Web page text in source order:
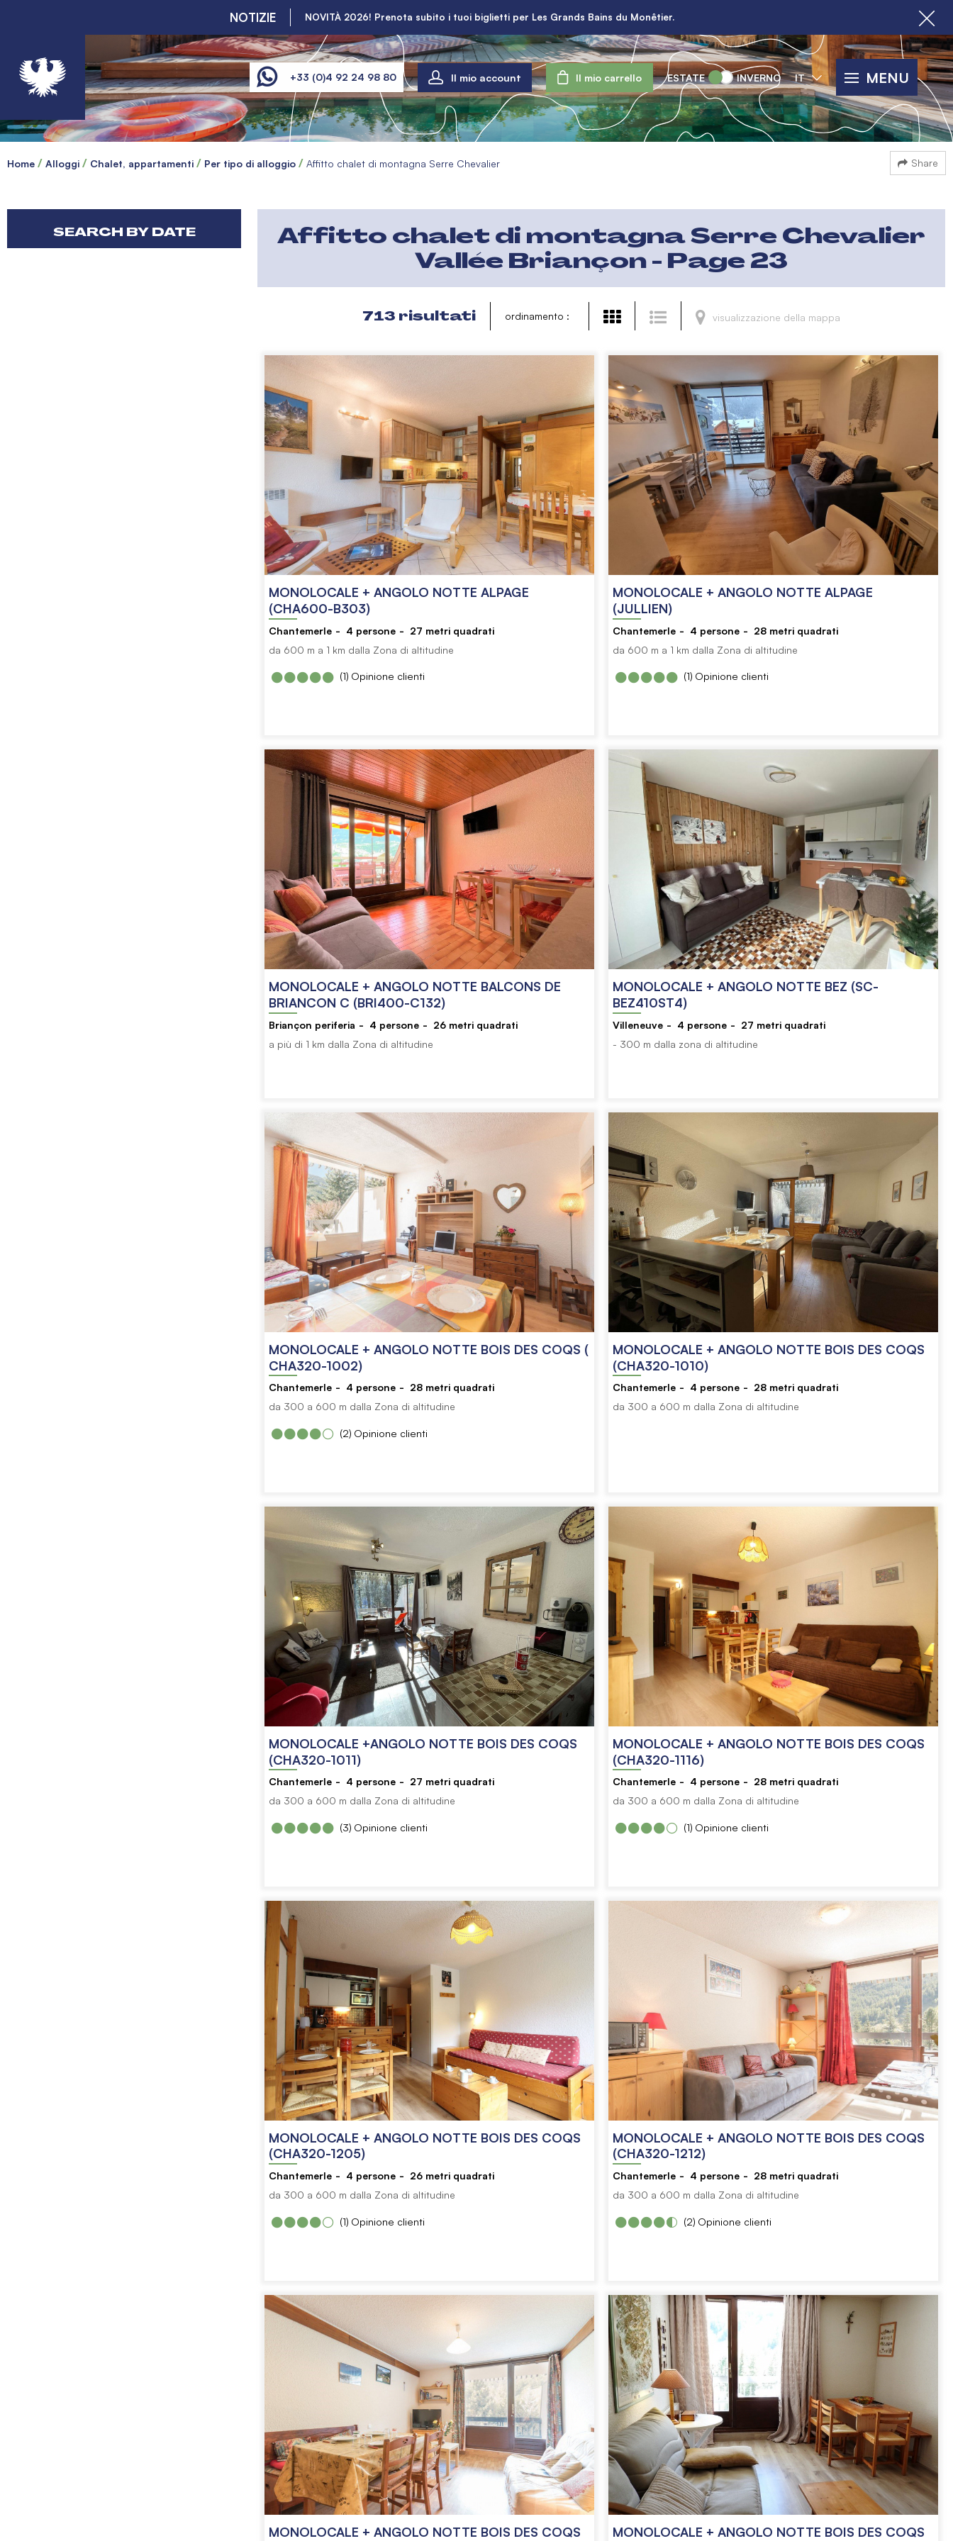
NOTIZIE NOVITÀ 2026! Prenota subito i tuoi biglietti per Les Grands Bains du Monêtier.
+33 (0)4 92 24 98 80 Il mio account Il mio carrello ESTATE INVERNO IT MENU
Home Alloggi Chalet, appartamenti Per tipo di alloggio Affitto chalet di montagna Serre Chevalier Share
SEARCH BY DATE
Affitto chalet di montagna Serre Chevalier
Vallée Briançon - Page 23
visualizzazione della mappa
713 risultati ordinamento :
MONOLOCALE + ANGOLO NOTTE ALPAGE
(CHA600-B303)
Chantemerle 4 persone 27 metri quadrati
da 600 m a 1 km dalla Zona di altitudine
Opinione clienti
(1)
MONOLOCALE + ANGOLO NOTTE ALPAGE
(JULLIEN)
Chantemerle 4 persone 28 metri quadrati
da 600 m a 1 km dalla Zona di altitudine
Opinione clienti
(1)
MONOLOCALE + ANGOLO NOTTE BALCONS DE
BRIANCON C (BRI400-C132)
Briançon periferia 4 persone 26 metri quadrati
a più di 1 km dalla Zona di altitudine
MONOLOCALE + ANGOLO NOTTE BEZ (SC-
BEZ410ST4)
Villeneuve 4 persone 27 metri quadrati
- 300 m dalla zona di altitudine
MONOLOCALE + ANGOLO NOTTE BOIS DES COQS (
CHA320-1002)
Chantemerle 4 persone 28 metri quadrati
da 300 a 600 m dalla Zona di altitudine
Opinione clienti
(2)
MONOLOCALE + ANGOLO NOTTE BOIS DES COQS
(CHA320-1010)
Chantemerle 4 persone 28 metri quadrati
da 300 a 600 m dalla Zona di altitudine
MONOLOCALE +ANGOLO NOTTE BOIS DES COQS
(CHA320-1011)
Chantemerle 4 persone 27 metri quadrati
da 300 a 600 m dalla Zona di altitudine
Opinione clienti
(3)
MONOLOCALE + ANGOLO NOTTE BOIS DES COQS
(CHA320-1116)
Chantemerle 4 persone 28 metri quadrati
da 300 a 600 m dalla Zona di altitudine
Opinione clienti
(1)
MONOLOCALE + ANGOLO NOTTE BOIS DES COQS
(CHA320-1205)
Chantemerle 4 persone 26 metri quadrati
da 300 a 600 m dalla Zona di altitudine
Opinione clienti
(1)
MONOLOCALE + ANGOLO NOTTE BOIS DES COQS
(CHA320-1212)
Chantemerle 4 persone 28 metri quadrati
da 300 a 600 m dalla Zona di altitudine
Opinione clienti
(2)
MONOLOCALE + ANGOLO NOTTE BOIS DES COQS
MONOLOCALE + ANGOLO NOTTE BOIS DES COQS